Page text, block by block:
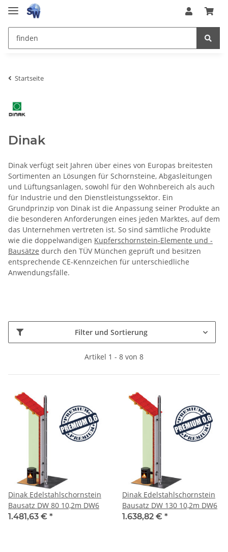
Startseite
Dinak
Dinak verfügt seit Jahren über eines von Europas breitesten
Sortimenten an Lösungen für Schornsteine, Abgasleitungen
und Lüftungsanlagen, sowohl für den Wohnbereich als auch
für Industrie und den Dienstleistungssektor. Ein
Grundprinzip von Dinak ist die Anpassung seiner Produkte an
die besonderen Anforderungen eines jeden Marktes, auf dem
das Unternehmen vertreten ist. So sind sämtliche Produkte
wie die doppelwandigen Kupferschornstein-Elemente und -
Bausätze durch den TÜV München geprüft und besitzen
entsprechende CE-Kennzeichen für unterschiedliche
Anwendungsfälle.
Filter und Sortierung
Artikel 1 - 8 von 8
Dinak Edelstahlschornstein
Bausatz DW 80 10,2m DW6
1.481,63 € *
Dinak Edelstahlschornstein
Bausatz DW 130 10,2m DW6
1.638,82 € *